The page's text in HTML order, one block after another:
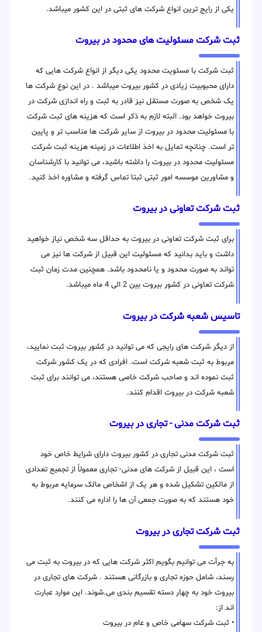
یکی از رایج ترین انواع شرکت های ثبتی در این کشور میباشد.
ثبت شرکت مسئولیت های محدود در بیروت
ثبت شرکت با مسئویت محدود یکی دیگر از انواع شرکت هایی که
دارای محبوبیت زیادی در کشور بیروت میباشد . در این نوع شرکت ها
یک شخص به صورت مستقل نیز قادر به ثبت و راه اندازی شرکت در
بیروت خواهد بود. البته لازم به ذکر است که هزینه های ثبت شرکت
با مسئولیت محدود در بیروت از سایر شرکت ها مناسب تر و پایین
تر است. چنانچه تمایل به اخذ اطلاعات در زمینه هزینه ثبت شرکت
مسئولیت محدود در بیروت را داشته باشید، می توانید با کارشناسان
و مشاورین موسسه امور ثبتی ثبتا تماس گرفته و مشاوره اخذ کنید.
ثبت شرکت تعاونی در بیروت
برای ثبت شرکت تعاونی در بیروت به حداقل سه شخص نیاز خواهید
داشت و باید بدانید که مسئولیت این قبیل از شرکت ها نیز می
تواند به صورت محدود و یا نامحدود باشد. همچنین مدت زمان ثبت
شرکت تعاونی در کشور بیروت بین 2 الی 4 ماه میباشد.
تاسیس شعبه شرکت در بیروت
از دیگر شرکت های رایجی که می توانید در کشور بیروت ثبت نمایید،
مربوط به ثبت شعبه شرکت است. افرادی که در یک کشور شرکت
ثبت نموده اند و صاحب شرکت خاصی هستند، می توانند برای ثبت
شعبه شرکت در بیروت اقدام کنند.
ثبت شرکت مدنی - تجاری در بیروت
ثبت شرکت مدنی تجاری در کشور بیروت دارای شرایط خاص خود
است ، این قبیل از شرکت های مدنی- تجاری معمولاً از تجمیع تعدادی
از مالکین تشکیل شده و هر یک از اشخاص مالک سرمایه مربوط به
خود هستند که به صورت جمعی آن ها را اداره می کنند.
ثبت شرکت تجاری در بیروت
به جرأت می توانیم بگویم اکثر شرکت هایی که در بیروت به ثبت می
رسند، شامل حوزه تجاری و بازرگانی هستند . شرکت های تجاری در
بیروت خود به چهار دسته تقسیم بندی می.شوند. این موارد عبارت
اند از:
• ثبت شرکت سهامی خاص و عام در بیروت